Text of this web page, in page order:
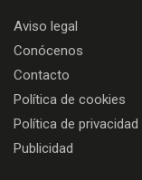
Aviso legal
Conócenos
Contacto
Política de cookies
Política de privacidad
Publicidad